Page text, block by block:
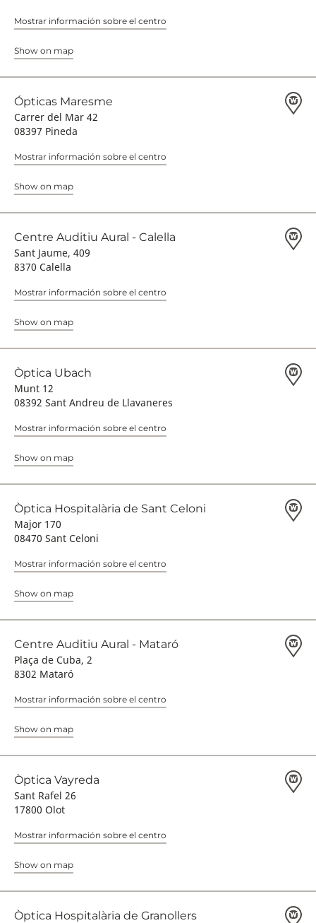
Mostrar información sobre el centro
Show on map
Ópticas Maresme
Carrer del Mar 42
08397 Pineda
Mostrar información sobre el centro
Show on map
Centre Auditiu Aural - Calella
Sant Jaume, 409
8370 Calella
Mostrar información sobre el centro
Show on map
Òptica Ubach
Munt 12
08392 Sant Andreu de Llavaneres
Mostrar información sobre el centro
Show on map
Òptica Hospitalària de Sant Celoni
Major 170
08470 Sant Celoni
Mostrar información sobre el centro
Show on map
Centre Auditiu Aural - Mataró
Plaça de Cuba, 2
8302 Mataró
Mostrar información sobre el centro
Show on map
Òptica Vayreda
Sant Rafel 26
17800 Olot
Mostrar información sobre el centro
Show on map
Òptica Hospitalària de Granollers